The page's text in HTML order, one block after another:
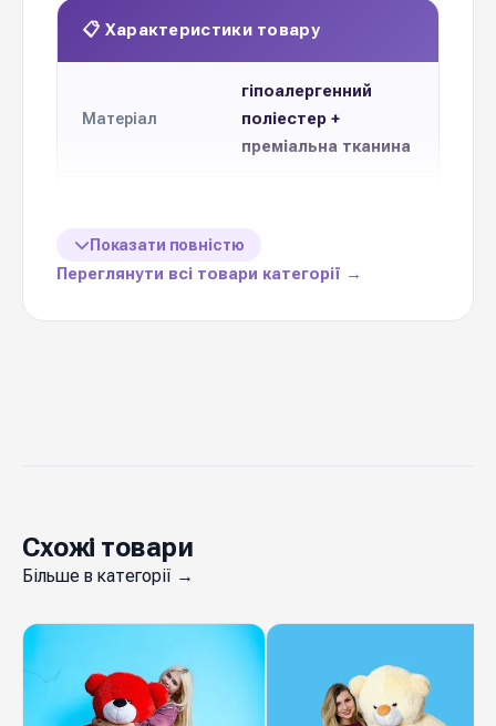
📋 Характеристики товару
Матеріал
гіпоалергенний
поліестер +
преміальна тканина
1 одиницю
компаньйон для букета або самостійний
подарунок, який точно викличе усмішку. Якісні
матеріали, безпечні для дітей наповнювачі,
акуратні шви та приємна на дотик тканина.
Підходить для композицій на виписку з
пологового, день народження, 14 лютого та 8
Показати повністю
Переглянути всі товари категорії →
Схожі товари
Більше в категорії →